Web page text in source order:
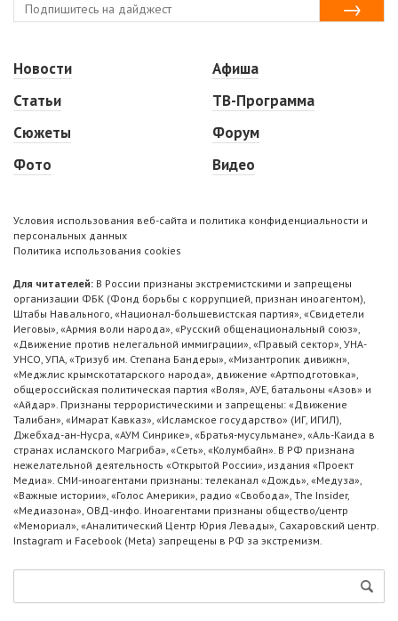
Новости
Статьи
Сюжеты
Фото
Афиша
ТВ-Программа
Форум
Видео
Условия использования веб-сайта и политика конфиденциальности и
персональных данных
Политика использования cookies
Для читателей: В России признаны экстремистскими и запрещены
организации ФБК (Фонд борьбы с коррупцией, признан иноагентом),
Штабы Навального, «Национал-большевистская партия», «Свидетели
Иеговы», «Армия воли народа», «Русский общенациональный союз»,
«Движение против нелегальной иммиграции», «Правый сектор», УНА-
УНСО, УПА, «Тризуб им. Степана Бандеры», «Мизантропик дивижн»,
«Меджлис крымскотатарского народа», движение «Артподготовка»,
общероссийская политическая партия «Воля», АУЕ, батальоны «Азов» и
«Айдар». Признаны террористическими и запрещены: «Движение
Талибан», «Имарат Кавказ», «Исламское государство» (ИГ, ИГИЛ),
Джебхад-ан-Нусра, «АУМ Синрике», «Братья-мусульмане», «Аль-Каида в
странах исламского Магриба», «Сеть», «Колумбайн». В РФ признана
нежелательной деятельность «Открытой России», издания «Проект
Медиа». СМИ-иноагентами признаны: телеканал «Дождь», «Медуза»,
«Важные истории», «Голос Америки», радио «Свобода», The Insider,
«Медиазона», ОВД-инфо. Иноагентами признаны общество/центр
«Мемориал», «Аналитический Центр Юрия Левады», Сахаровский центр.
Instagram и Facebook (Metа) запрещены в РФ за экстремизм.